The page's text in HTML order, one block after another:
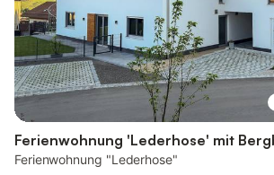
Ferienwohnung 'Lederhose' mit
Ferienwohnung "Lederhose"